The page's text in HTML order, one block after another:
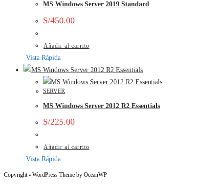
MS Windows Server 2019 Standard
S/450.00
Añadir al carrito
Vista Rápida
SERVER
MS Windows Server 2012 R2 Essentials
S/225.00
Añadir al carrito
Vista Rápida
Copyright - WordPress Theme by OceanWP